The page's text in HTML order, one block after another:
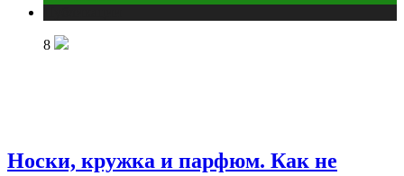
8
Носки, кружка и парфюм. Как не